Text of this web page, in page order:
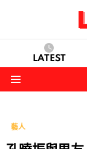
LATEST
藝人